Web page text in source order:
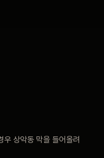
우 상악동 막을 들어올려